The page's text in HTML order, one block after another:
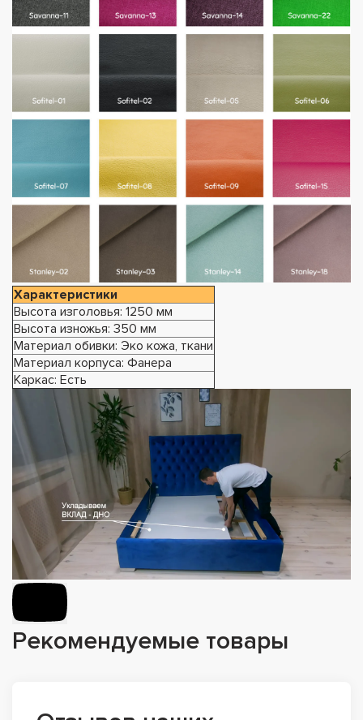
Характеристики
Высота изголовья: 1250 мм
Высота изножья: 350 мм
Материал обивки: Эко кожа, ткани
Материал корпуса: Фанера
Каркас: Есть
Рекомендуемые товары